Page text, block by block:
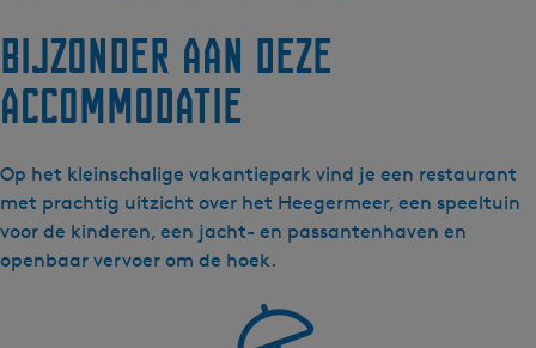
Bijzonder aan deze
accommodatie
Op het kleinschalige vakantiepark vind je een restaurant
met prachtig uitzicht over het Heegermeer, een speeltuin
voor de kinderen, een jacht- en passantenhaven en
openbaar vervoer om de hoek.
B
o
e
P
o
l
l
-
B
o
t
r
P
o
l
t
e
r
P
l
l
e
a
-
B
o
e
r
P
o